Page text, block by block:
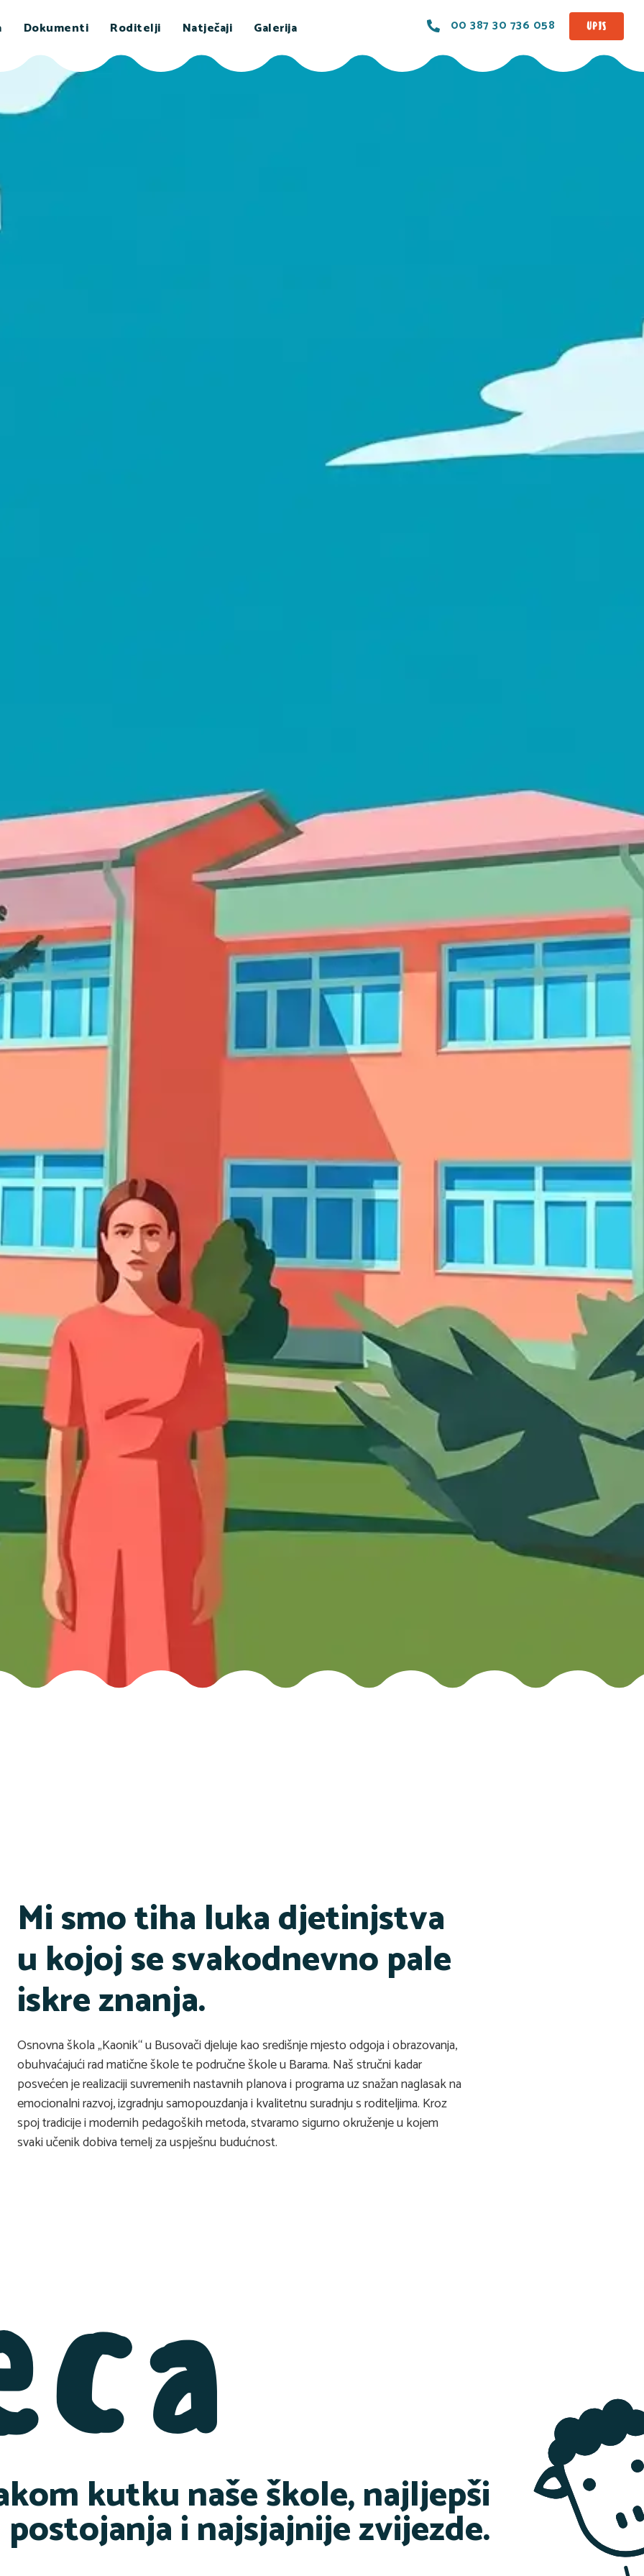
Dokumenti Roditelji Natječaji Galerija 00 387 30 736 058 UPIS
Mi smo tiha luka djetinjstva
u kojoj se svakodnevno pale
iskre znanja.
Osnovna škola „Kaonik“ u Busovači djeluje kao središnje mjesto odgoja i obrazovanja,
obuhvaćajući rad matične škole te područne škole u Barama. Naš stručni kadar
posvećen je realizaciji suvremenih nastavnih planova i programa uz snažan naglasak na
emocionalni razvoj, izgradnju samopouzdanja i kvalitetnu suradnju s roditeljima. Kroz
spoj tradicije i modernih pedagoških metoda, stvaramo sigurno okruženje u kojem
svaki učenik dobiva temelj za uspješnu budućnost.
kutku naše škole, najljepši
i najsjajnije zvijezde.